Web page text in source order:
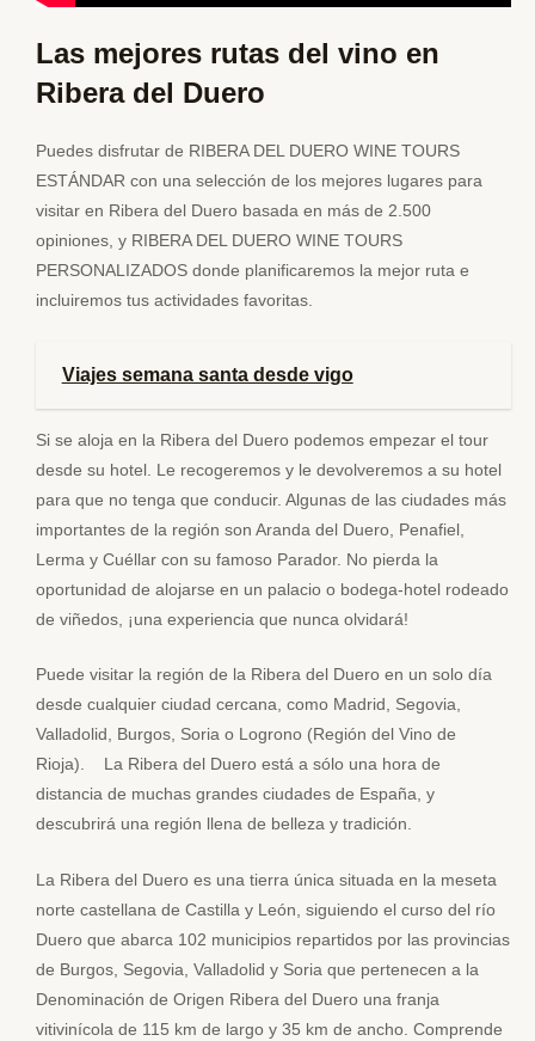
Las mejores rutas del vino en
Ribera del Duero
Puedes disfrutar de RIBERA DEL DUERO WINE TOURS
ESTÁNDAR con una selección de los mejores lugares para
visitar en Ribera del Duero basada en más de 2.500
opiniones, y RIBERA DEL DUERO WINE TOURS
PERSONALIZADOS donde planificaremos la mejor ruta e
incluiremos tus actividades favoritas.
Viajes semana santa desde vigo
Si se aloja en la Ribera del Duero podemos empezar el tour
desde su hotel. Le recogeremos y le devolveremos a su hotel
para que no tenga que conducir. Algunas de las ciudades más
importantes de la región son Aranda del Duero, Penafiel,
Lerma y Cuéllar con su famoso Parador. No pierda la
oportunidad de alojarse en un palacio o bodega-hotel rodeado
de viñedos, ¡una experiencia que nunca olvidará!
Puede visitar la región de la Ribera del Duero en un solo día
desde cualquier ciudad cercana, como Madrid, Segovia,
Valladolid, Burgos, Soria o Logrono (Región del Vino de
Rioja). La Ribera del Duero está a sólo una hora de
distancia de muchas grandes ciudades de España, y
descubrirá una región llena de belleza y tradición.
La Ribera del Duero es una tierra única situada en la meseta
norte castellana de Castilla y León, siguiendo el curso del río
Duero que abarca 102 municipios repartidos por las provincias
de Burgos, Segovia, Valladolid y Soria que pertenecen a la
Denominación de Origen Ribera del Duero una franja
vitivinícola de 115 km de largo y 35 km de ancho. Comprende